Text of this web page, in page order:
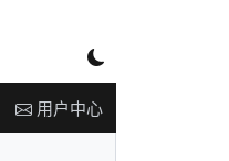
用户中心